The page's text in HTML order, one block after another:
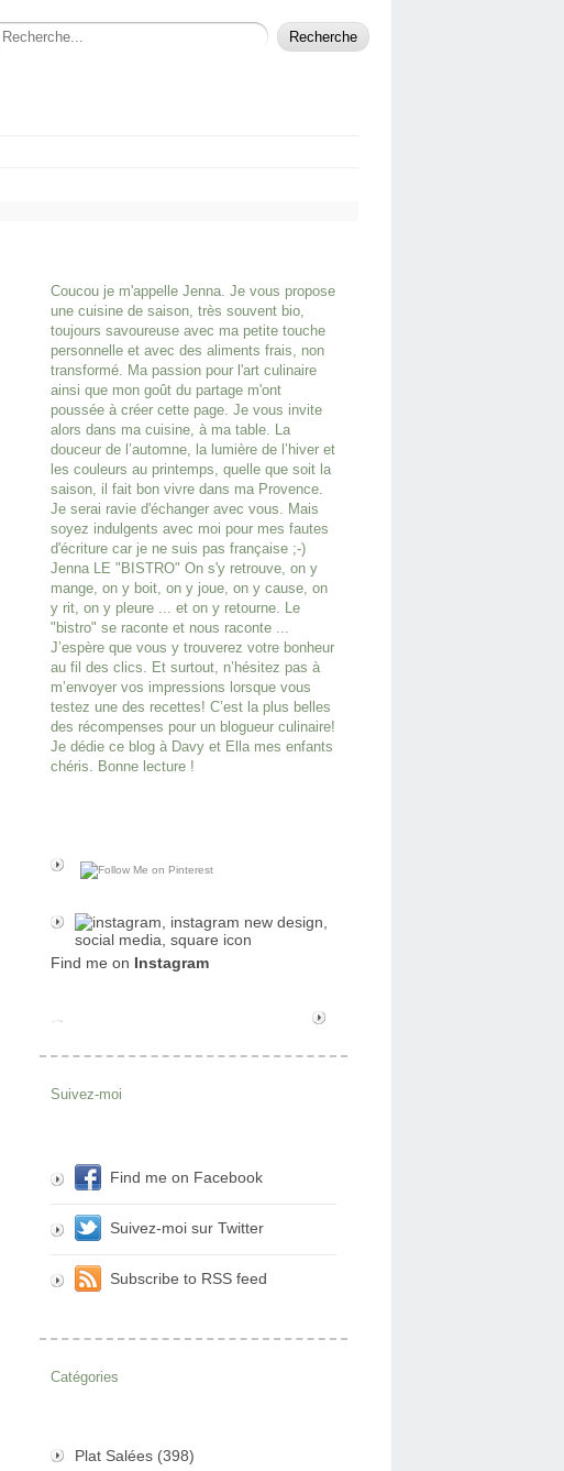
Coucou je m'appelle Jenna. Je vous propose
une cuisine de saison, très souvent bio,
toujours savoureuse avec ma petite touche
personnelle et avec des aliments frais, non
transformé. Ma passion pour l'art culinaire
ainsi que mon goût du partage m'ont
poussée à créer cette page. Je vous invite
alors dans ma cuisine, à ma table. La
douceur de l’automne, la lumière de l’hiver et
les couleurs au printemps, quelle que soit la
saison, il fait bon vivre dans ma Provence.
Je serai ravie d'échanger avec vous. Mais
soyez indulgents avec moi pour mes fautes
d'écriture car je ne suis pas française ;-)
Jenna LE "BISTRO" On s'y retrouve, on y
mange, on y boit, on y joue, on y cause, on
y rit, on y pleure ... et on y retourne. Le
"bistro" se raconte et nous raconte ...
J’espère que vous y trouverez votre bonheur
au fil des clics. Et surtout, n’hésitez pas à
m’envoyer vos impressions lorsque vous
testez une des recettes! C’est la plus belles
des récompenses pour un blogueur culinaire!
Je dédie ce blog à Davy et Ella mes enfants
chéris. Bonne lecture !
Find me on Instagram
Suivez-moi
Find me on Facebook
Suivez-moi sur Twitter
Subscribe to RSS feed
Catégories
Plat Salées (398)